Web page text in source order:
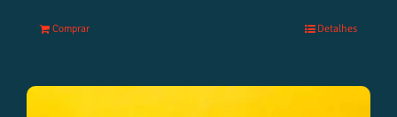
Comprar Detalhes